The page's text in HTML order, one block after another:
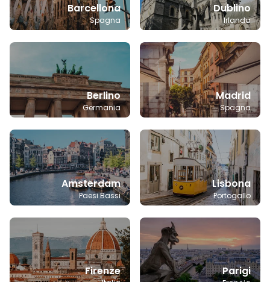
Barcellona
Spagna
Dublino
Irlanda
Berlino
Germania
Madrid
Spagna
Amsterdam
Paesi Bassi
Lisbona
Portogallo
Firenze Parigi